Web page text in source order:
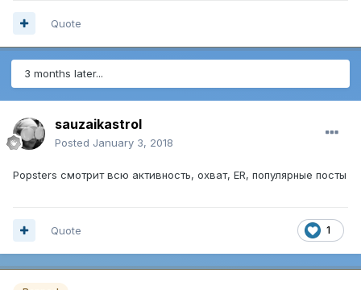
Quote
3 months later...
sauzaikastrol
Posted January 3, 2018
Popsters смотрит всю активность, охват, ER, популярные посты
1
Quote